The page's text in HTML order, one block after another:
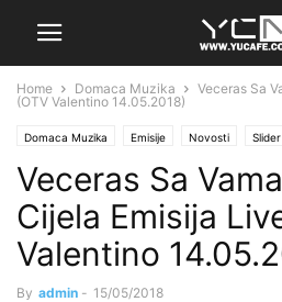
Home Domaca Muzika
Veceras Sa
(OTV Valentino 14.05.2018)
Domaca Muzika Emisije Novosti Slider
Veceras Sa
Cijela Emisija
Valentino
By admin - 15/05/2018